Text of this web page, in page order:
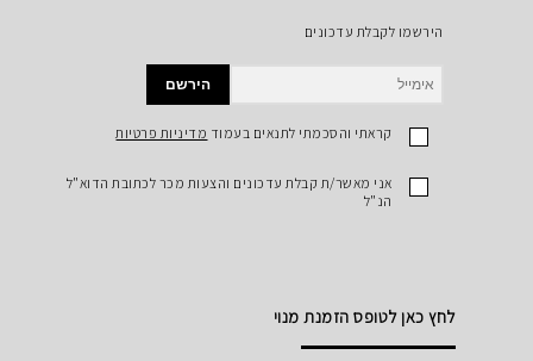
הירשמו לקבלת עדכונים
קראתי והסכמתי לתנאים בעמודמדיניות פרטיות
אני מאשר/ת קבלת עדכונים והצעות מכר לכתובת הדוא"ל
הנ"ל
לחץ כאן לטופס הזמנת מנוי